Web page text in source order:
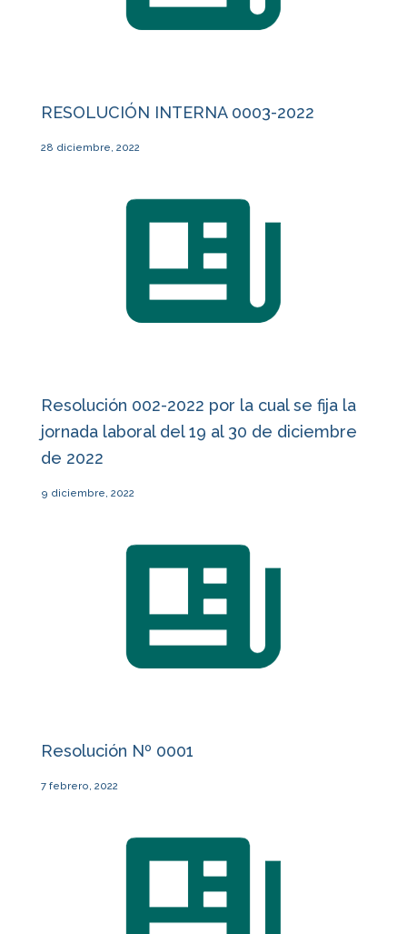
RESOLUCIÓN INTERNA 0003-2022
28 diciembre, 2022
Resolución 002-2022 por la cual se fija la
jornada laboral del 19 al 30 de diciembre
de 2022
9 diciembre, 2022
Resolución Nº 0001
7 febrero, 2022